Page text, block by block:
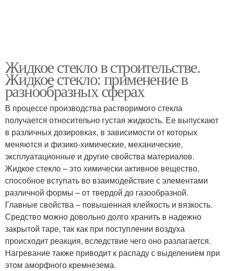
Жидкое стекло в строительстве.
Жидкое стекло: применение в
разнообразных сферах
В процессе производства растворимого стекла
получается относительно густая жидкость. Ее выпускают
в различных дозировках, в зависимости от которых
меняются и физико-химические, механические,
эксплуатационные и другие свойства материалов.
Жидкое стекло – это химически активное вещество,
способное вступать во взаимодействие с элементами
различной формы – от твердой до газообразной.
Главные свойства – повышенная клейкость и вязкость.
Средство можно довольно долго хранить в надежно
закрытой таре, так как при поступлении воздуха
происходит реакция, вследствие чего оно разлагается.
Нагревание также приводит к распаду с выделением при
этом аморфного кремнезема.